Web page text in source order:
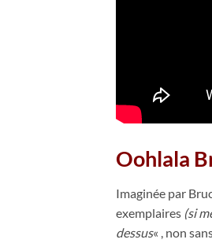
Oohlala
Imaginée par
exemplaires (si
dessus« , non